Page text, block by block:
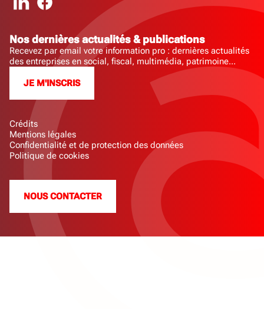
Crédits
Mentions légales
Confidentialité et de protection des données
Politique de cookies
NOUS CONTACTER
Nos dernières actualités & publications
Recevez par email votre information pro : dernières actualités
des entreprises en social, fiscal, multimédia, patrimoine...
JE M'INSCRIS